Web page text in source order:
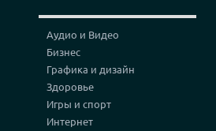
Аудио и Видео
Бизнес
Графика и дизайн
Здоровье
Игры и спорт
Интернет